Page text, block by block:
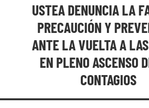
USTEA DENUNCIA LA
PRECAUCIÓN Y
ANTE LA VUELTA A
EN PLENO ASCENSO
CONTAGIOS